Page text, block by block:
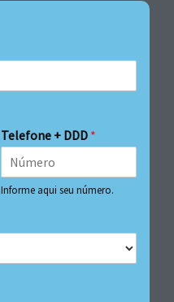
Telefone + DDD *
Informe aqui seu número.